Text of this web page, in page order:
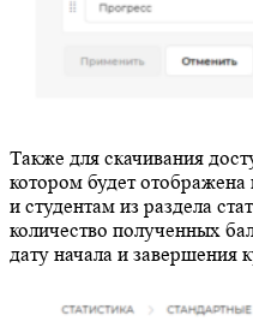
Также для скачивания
котором будет
и студентам из раздела
количество полученных
дату начала и завершения